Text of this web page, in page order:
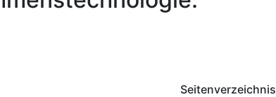
Seitenverzeichnis